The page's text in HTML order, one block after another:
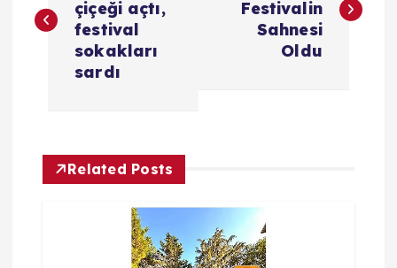
z
e
çiçeği açtı,
festival
sokakları
sardı
Festivalin
Sahnesi
Oldu
Related Posts